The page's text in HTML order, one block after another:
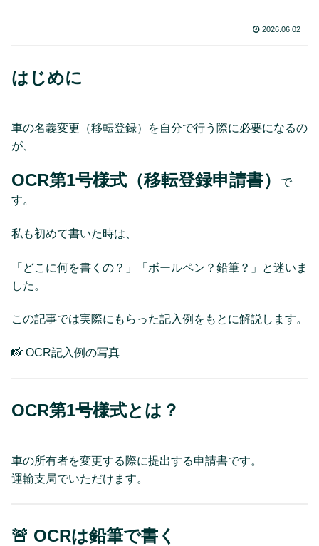
2026.06.02
はじめに
車の名義変更（移転登録）を自分で行う際に必要になるの
が、
OCR第1号様式（移転登録申請書）
で
す。
私も初めて書いた時は、
「どこに何を書くの？」「ボールペン？鉛筆？」と迷いま
した。
この記事では実際にもらった記入例をもとに解説します。
📸 OCR記入例の写真
OCR第1号様式とは？
車の所有者を変更する際に提出する申請書です。
運輸支局でいただけます。
🚨 OCRは鉛筆で書く